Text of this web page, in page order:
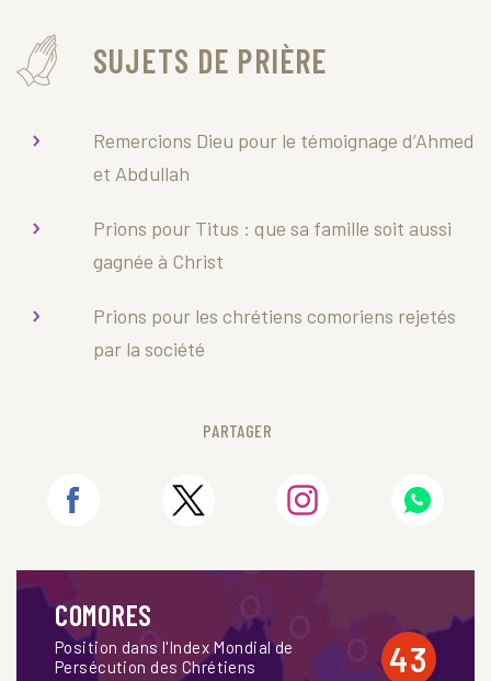
SUJETS DE PRIÈRE
Remercions Dieu pour le témoignage d’Ahmed
et Abdullah
Prions pour Titus : que sa famille soit aussi
gagnée à Christ
Prions pour les chrétiens comoriens rejetés
par la société
PARTAGER
COMORES
Position dans l'Index Mondial de
Persécution des Chrétiens
43